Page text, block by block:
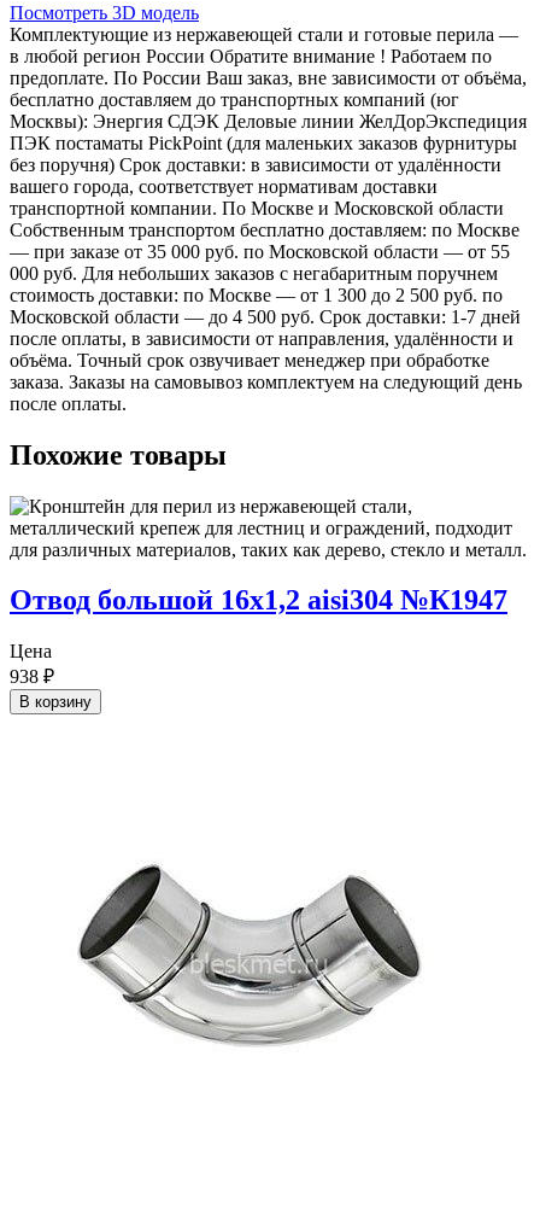
Посмотреть 3D модель
Комплектующие из нержавеющей стали и готовые перила —
в любой регион России Обратите внимание ! Работаем по
предоплате. По России Ваш заказ, вне зависимости от объёма,
бесплатно доставляем до транспортных компаний (юг
Москвы): Энергия СДЭК Деловые линии ЖелДорЭкспедиция
ПЭК постаматы PickPoint (для маленьких заказов фурнитуры
без поручня) Срок доставки: в зависимости от удалённости
вашего города, соответствует нормативам доставки
транспортной компании. По Москве и Московской области
Собственным транспортом бесплатно доставляем: по Москве
— при заказе от 35 000 руб. по Московской области — от 55
000 руб. Для небольших заказов с негабаритным поручнем
стоимость доставки: по Москве — от 1 300 до 2 500 руб. по
Московской области — до 4 500 руб. Срок доставки: 1-7 дней
после оплаты, в зависимости от направления, удалённости и
объёма. Точный срок озвучивает менеджер при обработке
заказа. Заказы на самовывоз комплектуем на следующий день
после оплаты.
Похожие товары
Отвод большой 16х1,2 aisi304 №К1947
Цена
938 ₽
В корзину